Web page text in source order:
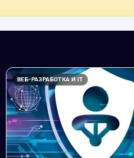
ВЕБ-РАЗРАБОТКА И IT